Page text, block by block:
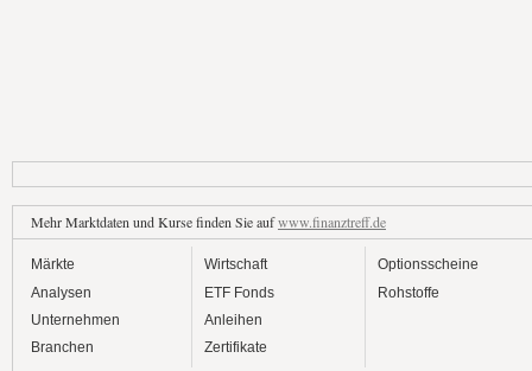
Mehr Marktdaten und Kurse finden Sie aufwww.finanztreff.de
Märkte
Analysen
Unternehmen
Branchen
Wirtschaft
ETF Fonds
Anleihen
Zertifikate
Optionsscheine
Rohstoffe